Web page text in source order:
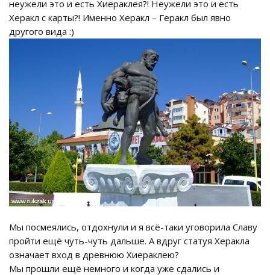
неужели это и есть Хиераклея?! Неужели это и есть
Херакл с карты?! Именно Херакл – Геракл был явно
другого вида :)
Мы посмеялись, отдохнули и я всё-таки уговорила Славу
пройти ещё чуть-чуть дальше. А вдруг статуя Херакла
означает вход в древнюю Хиераклею?
Мы прошли ещё немного и когда уже сдались и